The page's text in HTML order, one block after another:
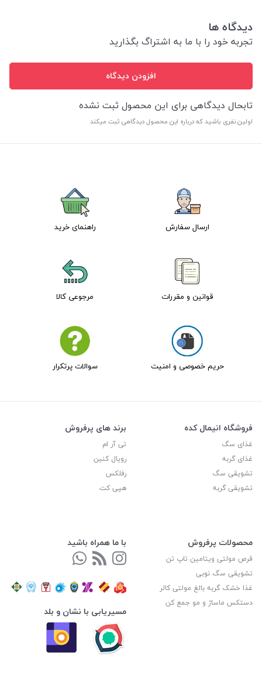
دیدگاه ها
تجربه خود را با ما به اشتراگ بگذارید
افزودن دیدگاه
تابحال دیدگاهی برای این محصول ثبت نشده
اولین نفری باشید که درباره این محصول دیدگاهی ثبت میکند
ارسال سفارش راهنمای خرید
قوانین و مقررات مرجوعی کالا
حریم خصوصی و امنیت سوالات پرتکرار
فروشگاه انیمال کده
غذای سگ
غذای گربه
تشویقی سگ
تشویقی گربه
برند های پرفروش
تی آر ام
رویال کنین
رفلکس
هپی کت
محصولات پرفروش
قرص مولتی ویتامین تاپ تن
تشویقی سگ نوبی
غذا خشک گربه بالغ مولتی کالر
دستکس ماساژ و مو جمع کن
با ما همراه باشید
مسیریابی با نشان و بلد